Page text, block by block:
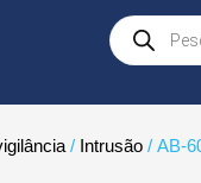
Products
search
/ Intrusão / AB-